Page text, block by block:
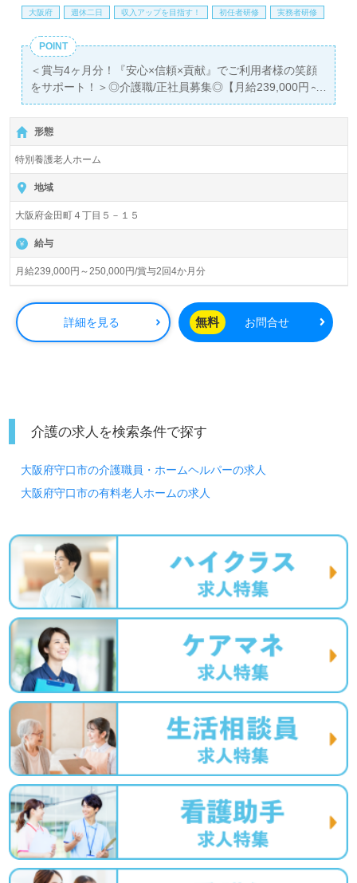
大阪府 週休二日 収入アップを目指す！ 初任者研修 実務者研修
POINT
＜賞与4ヶ月分！『安心×信頼×貢献』でご利用者様の笑顔
をサポート！＞◎介護職/正社員募集◎【月給239,000円～
250,000円】
＊初任者研修以上有資格者向け求人＊『大日駅』徒歩20
分。
入居定員29名（全室個室）『守口金田ケアセンターラガー
ル』社会福祉法人弘道福祉会（本部：大阪府守口市）様の
運営です。大阪府、兵庫県を中心に特別養護老人ホーム、
介護老人保健施設、グループホーム、訪問介護、デイサー
ビス、小規模多機能、ショートステイ、居宅介護支援事業
◎『安心（専門知識の習得）、信頼（人への優しさ）、貢
献（感謝）』3つの柱でサポートされている事業所様！◎
看護助手や介護職経験のある方はもちろん、これから介護
職を目指される方も幅広く募集します。特別養護老人ホー
もおすすめポイント！『ご利用者様のお役に立ちたい、資
格/経験を活かしたい』『仕事をしながら最新の知識と技術
様に寄り添いたい』『やりがいを感じながら働きたい』
『転職で施設形態や環境を変えて働きたい』等の方も大歓
医療/福祉業界の正社員/パート求人探しは【ウィルオブ介
護】＊求人情報収集、将来的検討の方も遠慮なく。
LINE、メール、お電話などご希望に応じてお問い合わせ/ご
相談可能です。転職相談、求人紹介、年収交渉など完全無
料サービスをご利用いただけます。＜非公開求人も取扱い
あり！＞"転職支援"のプロと一緒に転職活動！お問い合わ
せお待ちしております。
形態
特別養護老人ホーム
地域
大阪府金田町４丁目５－１５
給与
月給239,000円～250,000円/賞与2回4か月分
詳細を見る 無料 お問合せ
介護の求人を検索条件で探す
大阪府守口市の介護職員・ホームヘルパーの求人
大阪府守口市の有料老人ホームの求人